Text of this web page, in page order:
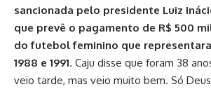
sancionada pelo presidente Luiz
que prevê o pagamento de R$ 500
do futebol feminino que
1988 e 1991. Caju disse que foram 38
veio tarde, mas veio muito bem. Só